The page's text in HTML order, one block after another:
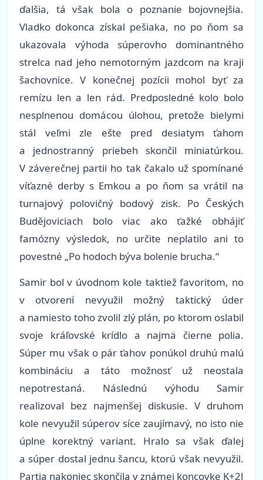
ďalšia, tá však bola o poznanie bojovnejšia.
Vladko dokonca získal pešiaka, no po ňom sa
ukazovala výhoda súperovho dominantného
strelca nad jeho nemotorným jazdcom na kraji
šachovnice. V konečnej pozícii mohol byť za
remízu len a len rád. Predposledné kolo bolo
nesplnenou domácou úlohou, pretože bielymi
stál veľmi zle ešte pred desiatym ťahom
a jednostranný priebeh skončil miniatúrkou.
V záverečnej partii ho tak čakalo už spomínané
víťazné derby s Emkou a po ňom sa vrátil na
turnajový polovičný bodový zisk. Po Českých
Budějoviciach bolo viac ako ťažké obhájiť
famózny výsledok, no určite neplatilo ani to
povestné „Po hodoch býva bolenie brucha.“
Samir bol v úvodnom kole taktiež favoritom, no
v otvorení nevyužil možný taktický úder
a namiesto toho zvolil zlý plán, po ktorom oslabil
svoje kráľovské krídlo a najmä čierne polia.
Súper mu však o pár ťahov ponúkol druhú malú
kombináciu a táto možnosť už neostala
nepotrestaná. Následnú výhodu Samir
realizoval bez najmenšej diskusie. V druhom
kole nevyužil súperov síce zaujímavý, no isto nie
úplne korektný variant. Hralo sa však ďalej
a súper dostal jednu šancu, ktorú však nevyužil.
Partia nakoniec skončila v známej koncovke K+2J